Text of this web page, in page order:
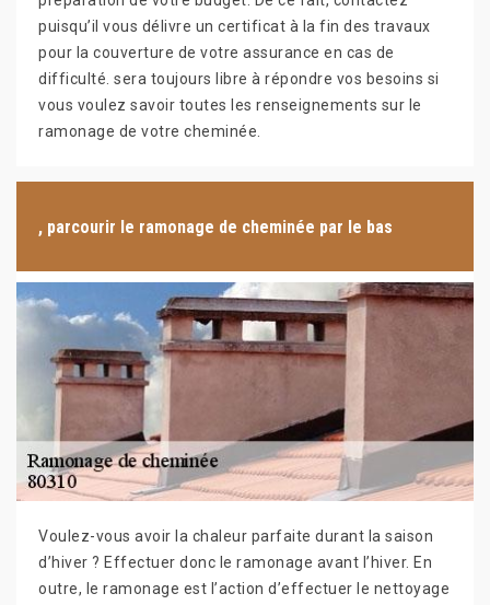
puisqu’il vous délivre un certificat à la fin des travaux
pour la couverture de votre assurance en cas de
difficulté. sera toujours libre à répondre vos besoins si
vous voulez savoir toutes les renseignements sur le
ramonage de votre cheminée.
, parcourir le ramonage de cheminée par le bas
Voulez-vous avoir la chaleur parfaite durant la saison
d’hiver ? Effectuer donc le ramonage avant l’hiver. En
outre, le ramonage est l’action d’effectuer le nettoyage